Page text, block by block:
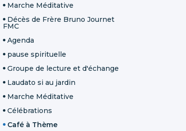
Marche Méditative
Décès de Frère Bruno Journet
FMC
Agenda
pause spirituelle
Groupe de lecture et d'échange
Laudato si au jardin
Marche Méditative
Célébrations
Café à Thème